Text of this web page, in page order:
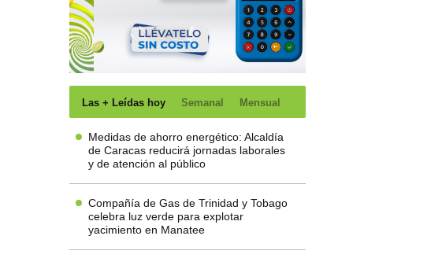
Las + Leídas hoy Semanal Mensual
Medidas de ahorro energético: Alcaldía
de Caracas reducirá jornadas laborales
y de atención al público
Compañía de Gas de Trinidad y Tobago
celebra luz verde para explotar
yacimiento en Manatee